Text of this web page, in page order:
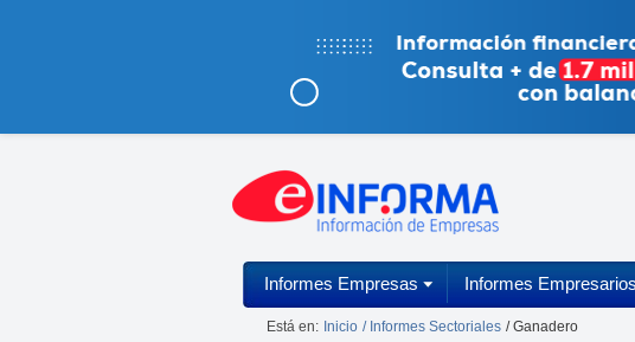
Informes Empresas Informes Empresarios
Está en: Inicio / Informes Sectoriales / Ganadero